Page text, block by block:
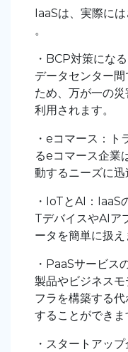
IaaSは、実際に
。
・BCP対策にな
データセンター
ため、万が一の
利用されます。
・eコマース：ト
るeコマース企業
動するニーズに迅
・IoTとAI：IaaS
TデバイスやAIア
ータを簡単に扱え
・PaaSサービス
製品やビジネス
フラを構築する
することができま
・スタートアッ